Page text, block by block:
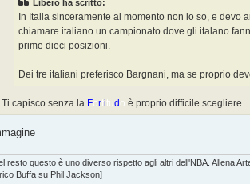
Libero ha scritto:
In Italia sinceramente al momento non lo so, e devo
chiamare italiano un campionato dove gli italano
prime dieci posizioni.
Dei tre italiani preferisco Bargnani, ma se proprio
Ti capisco senza la Forti tud o è proprio difficile scegliere.
resto questo è uno diverso rispetto agli altri dell'NBA. Allena
Buffa su Phil Jackson]